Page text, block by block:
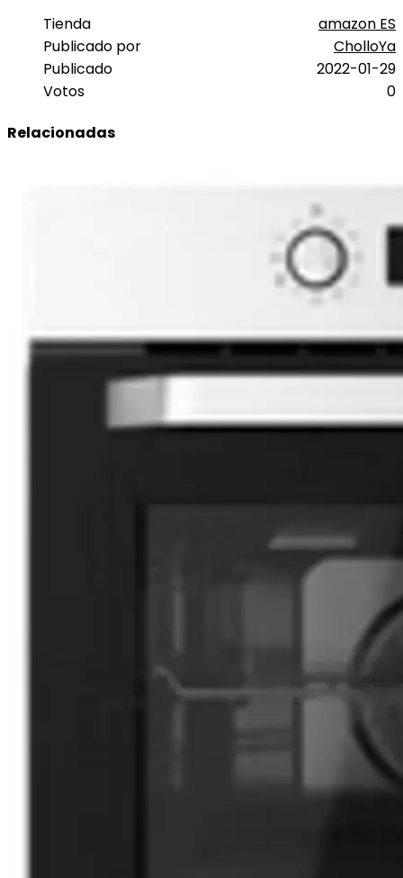
Tienda
amazon ES
Publicado por
CholloYa
Publicado
2022-01-29
Votos
0
Relacionadas